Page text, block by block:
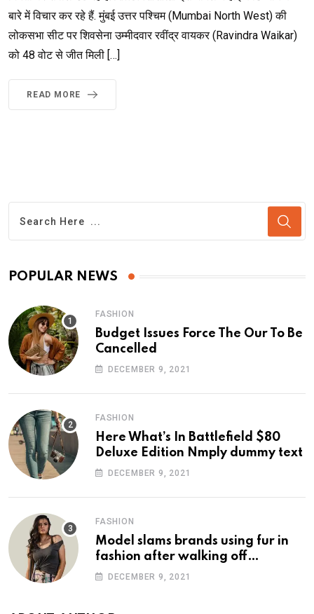
बारे में विचार कर रहे हैं. मुंबई उत्तर पश्चिम (Mumbai North West) की
लोकसभा सीट पर शिवसेना उम्मीदवार रवींद्र वायकर (Ravindra Waikar)
को 48 वोट से जीत मिली […]
READ MORE
POPULAR NEWS
FASHION
Budget Issues Force The Our To Be
Cancelled
DECEMBER 9, 2021
FASHION
Here What’s In Battlefield $80
Deluxe Edition Nmply dummy text
DECEMBER 9, 2021
FASHION
Model slams brands using fur in
fashion after walking off
photoshoot
DECEMBER 9, 2021